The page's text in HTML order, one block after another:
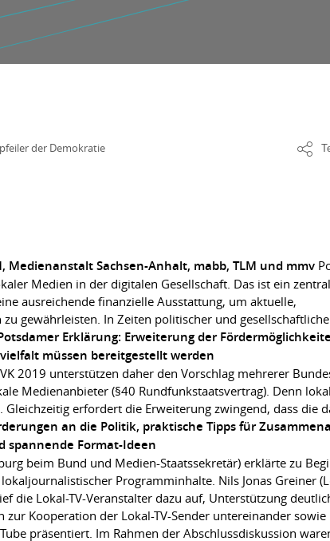
der Demokratie
Medienanstalt Sachsen-Anhalt, mabb, TLM und mmv
Medien in der digitalen Gesellschaft. Das ist ein
ausreichende finanzielle Ausstattung, um aktuelle,
gewährleisten. In Zeiten politischer und
Erklärung: Erweiterung der
müssen bereitgestellt werden
2019 unterstützen daher den Vorschlag mehrerer
Medienanbieter (§40 Rundfunkstaatsvertrag). Denn
erfordert die Erweiterung zwingend, dass die
an die Politik, praktische Tipps für
spannende Format-Ideen
beim Bund und Medien-Staatssekretär) erklärte zu
Programminhalte. Nils Jonas Greiner
die Lokal-TV-Veranstalter dazu auf, Unterstützung
Kooperation der Lokal-TV-Sender untereinander
präsentiert. Im Rahmen der Abschlussdiskussion